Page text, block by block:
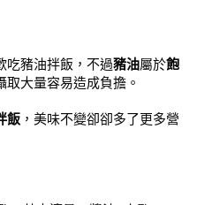
吃豬油拌飯，不過豬油屬於飽
大量容易造成負擔。
飯 ，美味不變卻卻多了更多營